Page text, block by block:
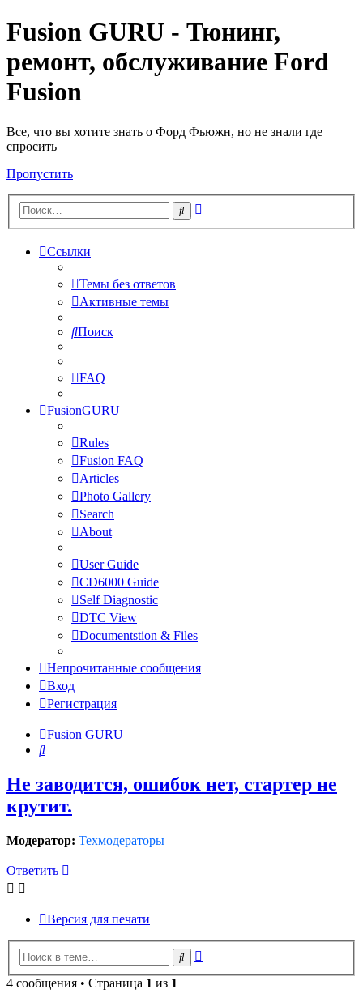
Fusion GURU - Тюнинг,
ремонт, обслуживание Ford
Fusion
Все, что вы хотите знать о Форд Фьюжн, но не знали где
спросить
Пропустить
Поиск
Ссылки
Темы без ответов
Активные темы
Поиск
FAQ
FusionGURU
Rules
Fusion FAQ
Articles
Photo Gallery
Search
About
User Guide
CD6000 Guide
Self Diagnostic
DTC View
Documentstion & Files
Непрочитанные сообщения
Вход
Регистрация
Fusion GURU
Поиск
Не заводится, ошибок нет, стартер не
крутит.
Модератор: Техмодераторы
Ответить
Версия для печати
Поиск
4 сообщения • Страница 1 из 1